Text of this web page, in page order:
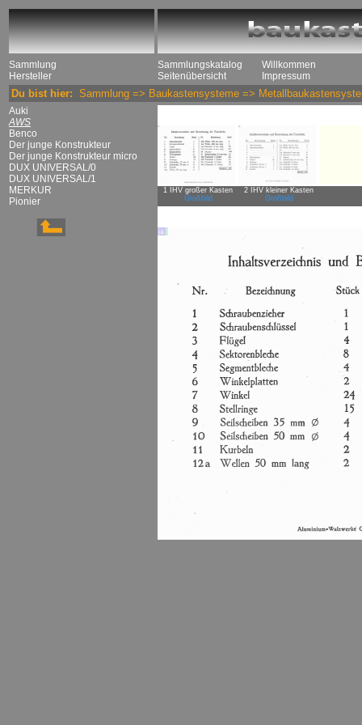
Sammlung
Hersteller
Sammlungskatalog
Seitenübersicht
Willkommen
Impressum
Du bist hier: Sammlung => Baukastensysteme =>
Auki
AWS
Benco
Der junge Konstrukteur
Der junge Konstrukteur micro
DUX UNIVERSAL/0
DUX UNIVERSAL/1
MERKUR
Pionier
1 IHV großer Kasten
Großbild
2 IHV kleiner Kasten
Großbild